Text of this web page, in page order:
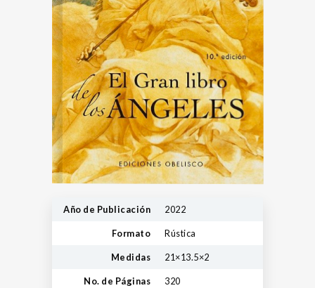
Año de Publicación 2022
Formato Rústica
Medidas 21×13.5×2
No. de Páginas 320